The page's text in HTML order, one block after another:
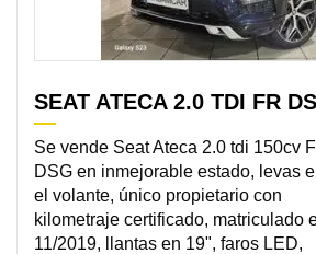
SEAT ATECA 2.0 TDI FR
Se vende Seat Ateca 2.0 tdi 150cv
DSG en inmejorable estado, levas
el volante, único propietario con
kilometraje certificado, matriculado
11/2019, llantas en 19", faros LED,